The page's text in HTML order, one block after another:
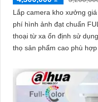
Lắp camera kho xưởng
phí hình ảnh đạt chuẩn
thoại từ xa ổn định sử
thọ sản phẩm cao phù